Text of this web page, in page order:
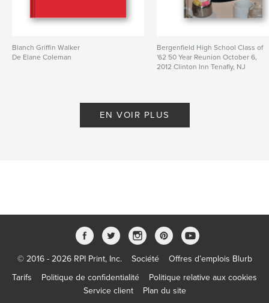
Blanch Griffin Walker
De Elane Coleman
Bergenfield High School Class of
'62 50 Year Reunion October 6,
2012 Clinton Inn Tenafly, NJ
EN VOIR PLUS
© 2016 - 2026 RPI Print, Inc. Société
Offres d’emplois Blurb
Tarifs
Politique de confidentialité
Politique relative aux cookies
Service client
Plan du site